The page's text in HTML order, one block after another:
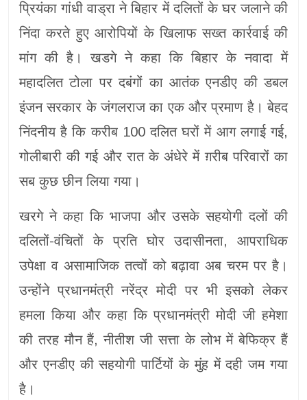
प्रियंका गांधी वाड्रा ने बिहार में दलितों के घर जलाने की
निंदा करते हुए आरोपियों के खिलाफ सख्त कार्रवाई की
मांग की है। खडगे ने कहा कि बिहार के नवादा में
महादलित टोला पर दबंगों का आतंक एनडीए की डबल
इंजन सरकार के जंगलराज का एक और प्रमाण है। बेहद
निंदनीय है कि करीब 100 दलित घरों में आग लगाई गई,
गोलीबारी की गई और रात के अंधेरे में ग़रीब परिवारों का
सब कुछ छीन लिया गया।
खरगे ने कहा कि भाजपा और उसके सहयोगी दलों की
दलितों-वंचितों के प्रति घोर उदासीनता, आपराधिक
उपेक्षा व असामाजिक तत्वों को बढ़ावा अब चरम पर है।
उन्होंने प्रधानमंत्री नरेंद्र मोदी पर भी इसको लेकर
हमला किया और कहा कि प्रधानमंत्री मोदी जी हमेशा
की तरह मौन हैं, नीतीश जी सत्ता के लोभ में बेफिक्र हैं
और एनडीए की सहयोगी पार्टियों के मुंह में दही जम गया
है।